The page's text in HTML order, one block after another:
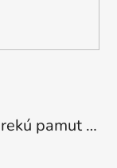
WR.UP® Krém színű magas derekú pamut nadrág RE(MOVE) WRUP1HC001ORG, Z40